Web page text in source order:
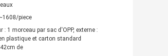
piece
: 1 morceau par sac d'OPP, externe :
plastique et carton standard
de